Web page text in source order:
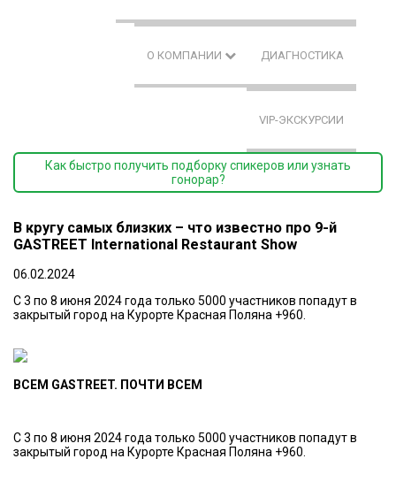
О КОМПАНИИ ДИАГНОСТИКА
VIP-ЭКСКУРСИИ
Как быстро получить подборку спикеров или узнать
гонорар?
В кругу самых близких – что известно про 9-й
GASTREET International Restaurant Show
06.02.2024
C 3 по 8 июня 2024 года только 5000 участников попадут в
закрытый город на Курорте Красная Поляна +960.
ВСЕМ GASTREET. ПОЧТИ ВСЕМ
C 3 по 8 июня 2024 года только 5000 участников попадут в
закрытый город на Курорте Красная Поляна +960.